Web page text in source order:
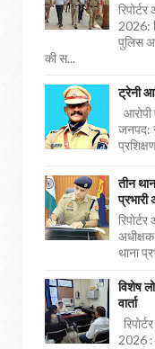
2026:
पुलिस
की स...
ट्रेनी
जनपद:
तीन
थाना
विशेष
वार्ता
2026 :